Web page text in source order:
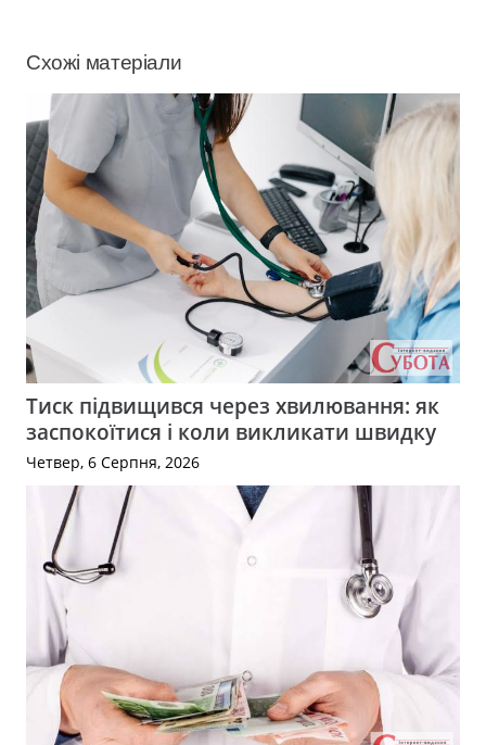
Схожі матеріали
Тиск підвищився через хвилювання: як
заспокоїтися і коли викликати швидку
Четвер, 6 Серпня, 2026